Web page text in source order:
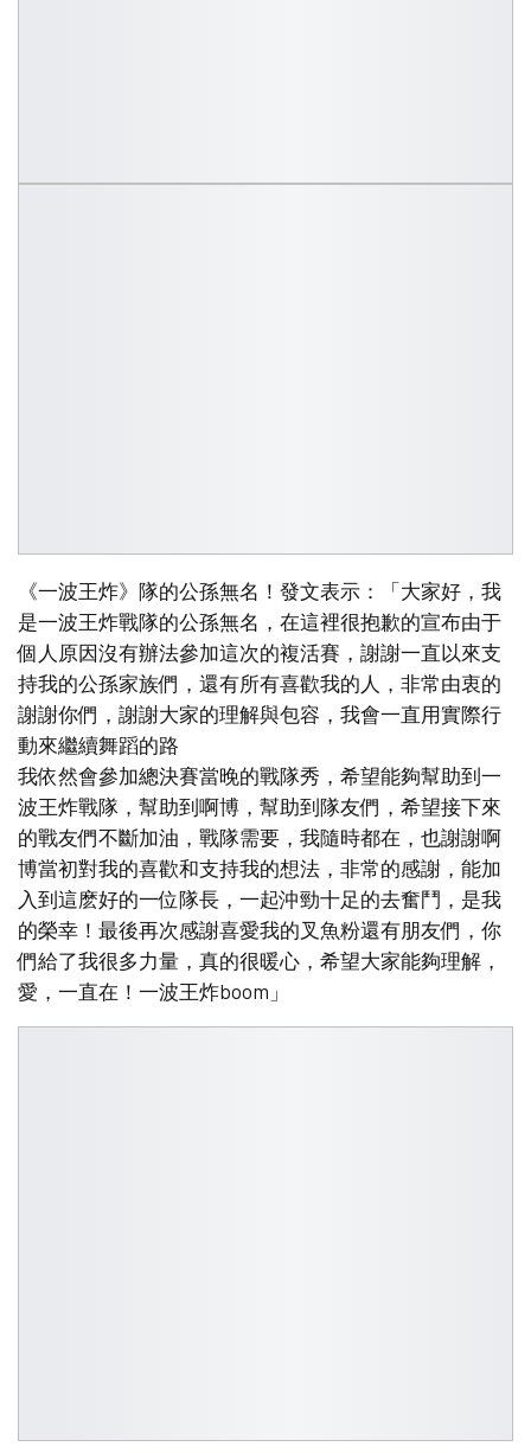
《一波王炸》隊的公孫無名！發文表示：「大家好，我
是一波王炸戰隊的公孫無名，在這裡很抱歉的宣布由于
個人原因沒有辦法參加這次的複活賽，謝謝一直以來支
持我的公孫家族們，還有所有喜歡我的人，非常由衷的
謝謝你們，謝謝大家的理解與包容，我會一直用實際行
動來繼續舞蹈的路
我依然會參加總決賽當晚的戰隊秀，希望能夠幫助到一
波王炸戰隊，幫助到啊博，幫助到隊友們，希望接下來
的戰友們不斷加油，戰隊需要，我隨時都在，也謝謝啊
博當初對我的喜歡和支持我的想法，非常的感謝，能加
入到這麽好的一位隊長，一起沖勁十足的去奮鬥，是我
的榮幸！最後再次感謝喜愛我的叉魚粉還有朋友們，你
們給了我很多力量，真的很暖心，希望大家能夠理解，
愛，一直在！一波王炸boom」